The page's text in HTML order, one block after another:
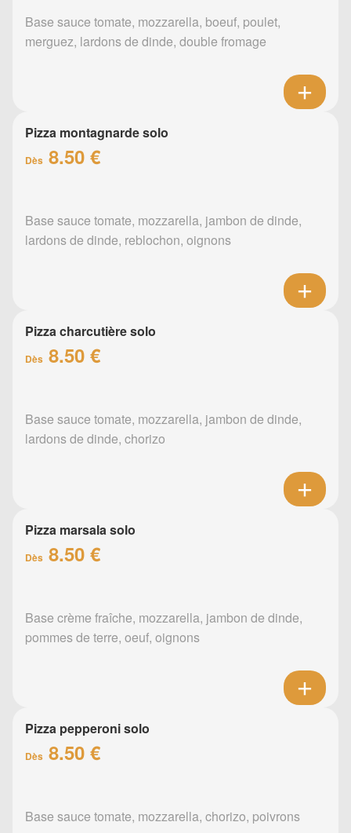
Base sauce tomate, mozzarella, boeuf, poulet,
merguez, lardons de dinde, double fromage
Pizza montagnarde solo
Dès 8.50 €
Base sauce tomate, mozzarella, jambon de dinde,
lardons de dinde, reblochon, oignons
Pizza charcutière solo
Dès 8.50 €
Base sauce tomate, mozzarella, jambon de dinde,
lardons de dinde, chorizo
Pizza marsala solo
Dès 8.50 €
Base crème fraîche, mozzarella, jambon de dinde,
pommes de terre, oeuf, oignons
Pizza pepperoni solo
Dès 8.50 €
Base sauce tomate, mozzarella, chorizo, poivrons